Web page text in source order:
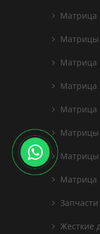
Матрица
Матрицы
Матрица
Матрица
Матрица
Матрицы
Матрицы
Матрица
Жесткие